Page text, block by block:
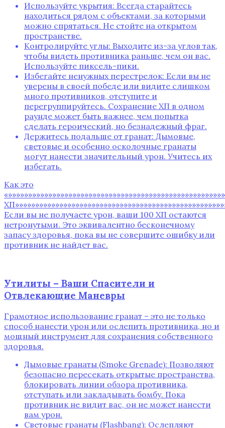
Используйте укрытия: Всегда старайтесь
находиться рядом с объектами, за которыми
можно спрятаться. Не стойте на открытом
пространстве.
Контролируйте углы: Выходите из-за углов так,
чтобы видеть противника раньше, чем он вас.
Используйте пиксель-пики.
Избегайте ненужных перестрелок: Если вы не
уверены в своей победе или видите слишком
много противников, отступите и
перегруппируйтесь. Сохранение ХП в одном
раунде может быть важнее, чем попытка
сделать героический, но безнадежный фраг.
Держитесь подальше от гранат: Дымовые,
световые и особенно осколочные гранаты
могут нанести значительный урон. Учитесь их
избегать.
Как это
Если вы не получаете урон, ваши 100 ХП остаются
нетронутыми. Это эквивалентно бесконечному
запасу здоровья, пока вы не совершите ошибку или
противник не найдет вас.
Утилиты – Ваши Спасители и
Отвлекающие Маневры
Грамотное использование гранат – это не только
способ нанести урон или ослепить противника, но и
мощный инструмент для сохранения собственного
здоровья.
Дымовые гранаты (Smoke Grenade): Позволяют
безопасно пересекать открытые пространства,
блокировать линии обзора противника,
отступать или закладывать бомбу. Пока
противник не видит вас, он не может нанести
вам урон.
Световые гранаты (Flashbang): Ослепляют